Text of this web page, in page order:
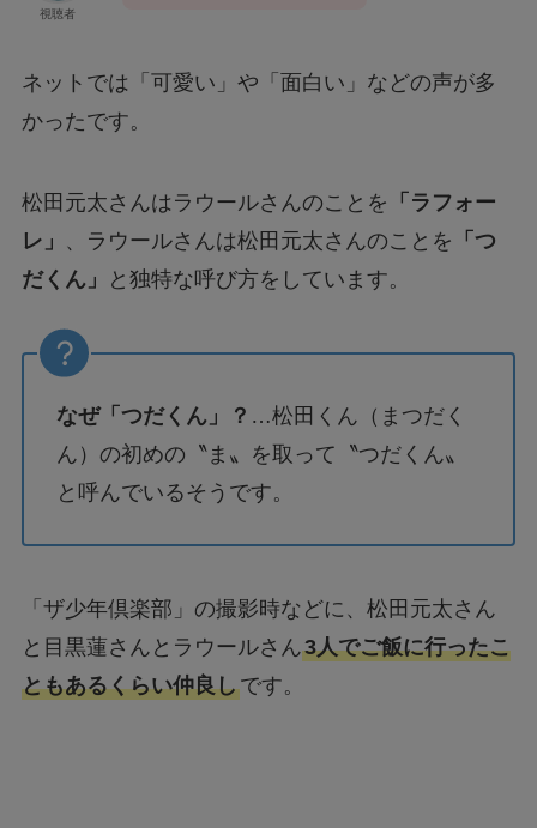
視聴者
ネットでは「可愛い」や「面白い」などの声が多
かったです。
松田元太さんはラウールさんのことを 「ラフォー
レ」 、ラウールさんは松田元太さんのことを 「つ
だくん」
と独特な呼び方をしています。
なぜ「つだくん」？ …松田くん（まつだく
ん）の初めの〝ま〟を取って〝つだくん〟
と呼んでいるそうです。
「ザ少年倶楽部」の撮影時などに、松田元太さん
と目黒蓮さんとラウールさん3人でご飯に行ったこ
ともあるくらい仲良しです。